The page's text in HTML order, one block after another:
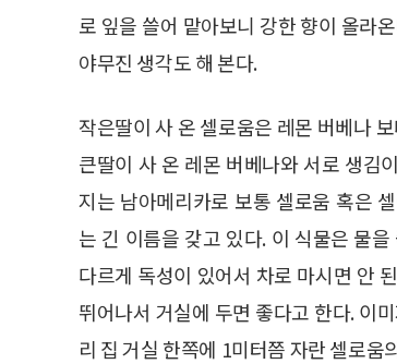
로 잎을 쓸어 맡아보니 강한 향이 올라
야무진 생각도 해 본다.
작은딸이 사 온 셀로움은 레몬 버베나
큰딸이 사 온 레몬 버베나와 서로 생김
지는 남아메리카로 보통 셀로움 혹은
는 긴 이름을 갖고 있다. 이 식물은 물
다르게 독성이 있어서 차로 마시면 안
뛰어나서 거실에 두면 좋다고 한다. 이
리 집 거실 한쪽에 1미터쯤 자란 셀로움